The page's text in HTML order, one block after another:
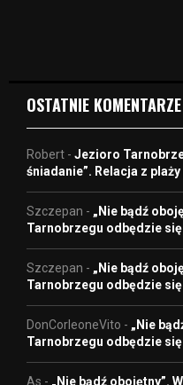
OSTATNIE KOMENTARZE
Robert - Jezioro
śniadanie”. Relacja z
Szczepan - „Nie bądź
Tarnobrzegu odbędzie
Szczepan - „Nie bądź
Tarnobrzegu odbędzie
DonCorleoneVito - „Nie
Tarnobrzegu odbędzie
As - „Nie bądź obojętny”.